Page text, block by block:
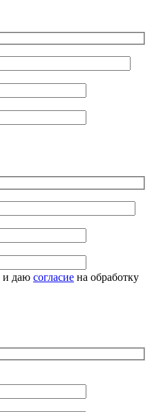
и даю согласие на обработку